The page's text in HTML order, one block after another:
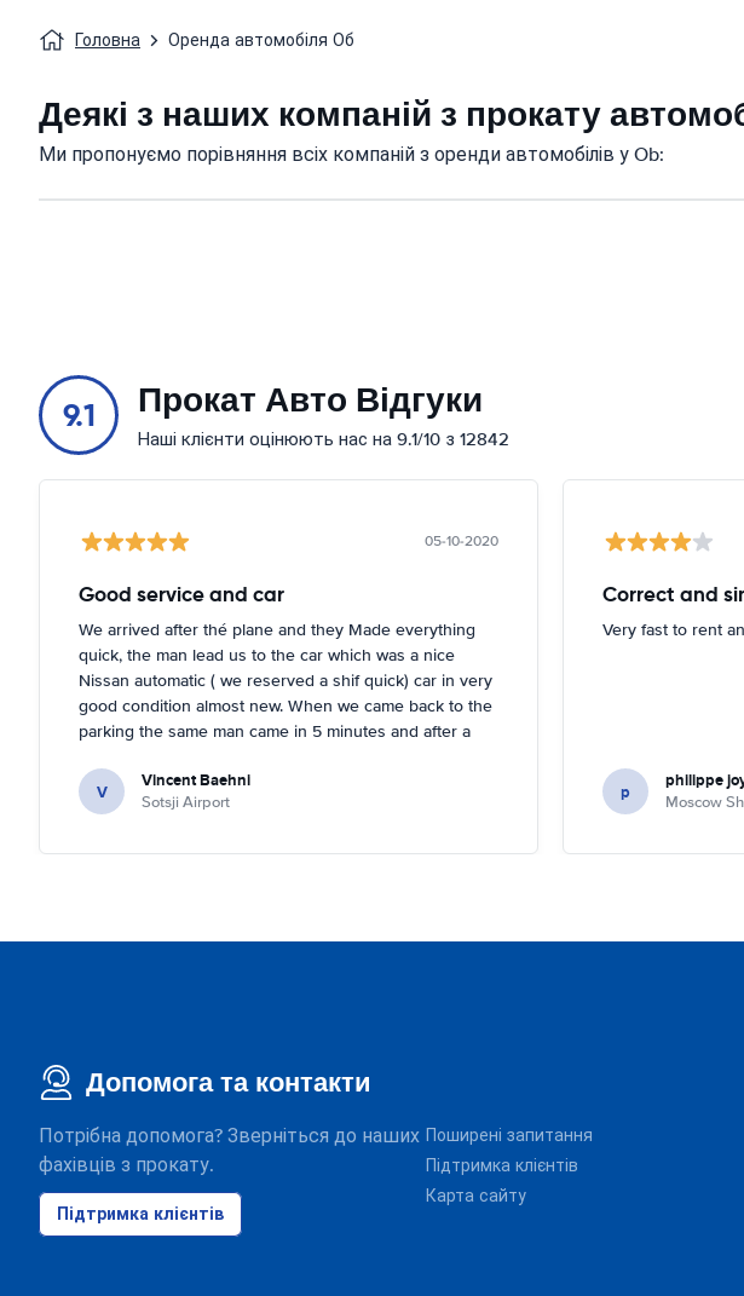
Головна Оренда автомобіля Об
Деякі з наших компаній з прокату
Ми пропонуємо порівняння всіх компаній з оренди автомобілів у Ob:
9.1 Прокат Авто Відгуки
Наші клієнти оцінюють нас на 9.1/10 з 12842
05-10-2020
Good service and car
We arrived after thé plane and they Made everything
quick, the man lead us to the car which was a nice
Nissan automatic ( we reserved a shif quick) car in very
good condition almost new. When we came back to the
parking the same man came in 5 minutes and after a
recommand this company.
V Vincent Baehni
Sotsji Airport
Correct and
Very fast to rent
p philippe
Moscow
Допомога та контакти
Потрібна допомога? Зверніться до наших
фахівців з прокату.
Підтримка клієнтів
Поширені запитання
Підтримка клієнтів
Карта сайту